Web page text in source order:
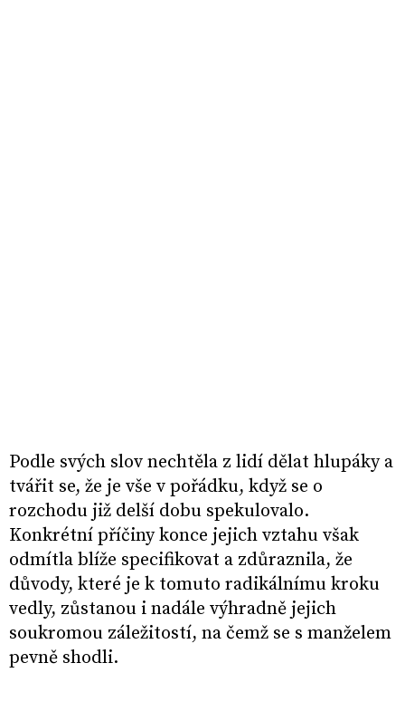
Podle svých slov nechtěla z lidí dělat hlupáky a
tvářit se, že je vše v pořádku, když se o
rozchodu již delší dobu spekulovalo.
Konkrétní příčiny konce jejich vztahu však
odmítla blíže specifikovat a zdůraznila, že
důvody, které je k tomuto radikálnímu kroku
vedly, zůstanou i nadále výhradně jejich
soukromou záležitostí, na čemž se s manželem
pevně shodli.